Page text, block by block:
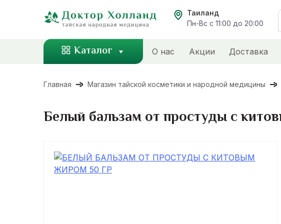
Таиланд
Пн-Вс с 11:00 до 20:00
Каталог О нас Акции Доставка
Главная Магазин тайской косметики и народной медицины
Белый бальзам от простуды с